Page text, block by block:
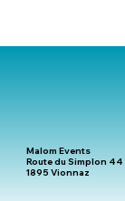
Malom Events
Route du Simplon 44
1895 Vionnaz